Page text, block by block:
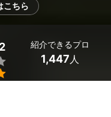
こちら
紹介できるプロ
1,447 人